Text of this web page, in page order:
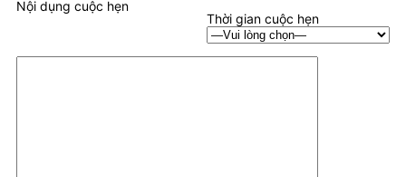
Thời gian cuộc hẹn
Nội dụng cuộc hẹn